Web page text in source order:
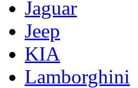
Jaguar
Jeep
KIA
Lamborghini